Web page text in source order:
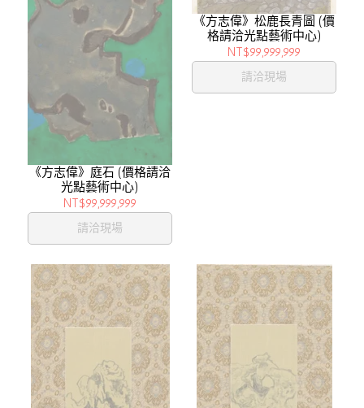
《方志偉》庭石 (價格請洽
光點藝術中心)
NT$99,999,999
請洽現場
《方志偉》松鹿長青圖 (價
格請洽光點藝術中心)
NT$99,999,999
請洽現場